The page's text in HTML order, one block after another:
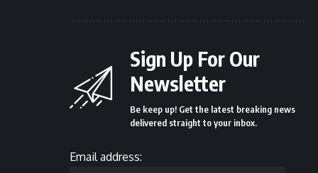
Sign Up For Our
Newsletter
Be keep up! Get the latest breaking news
delivered straight to your inbox.
Email address: